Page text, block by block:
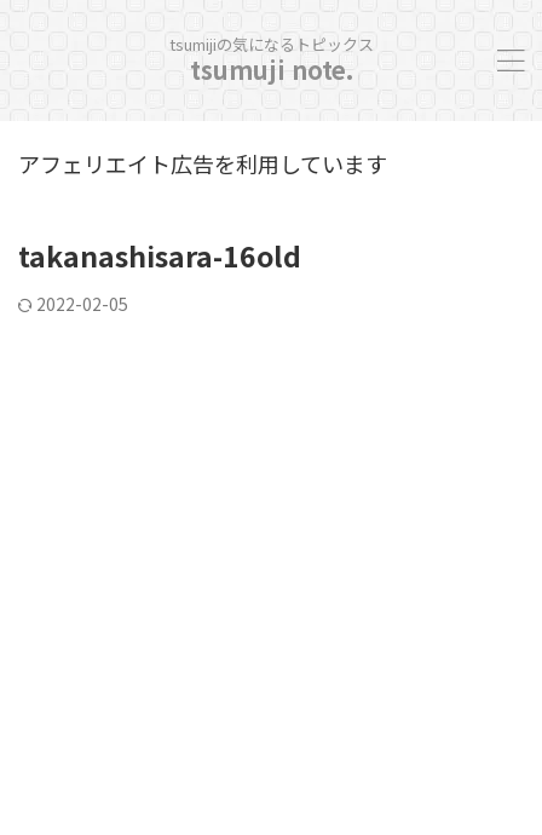
tsumijiの気になるトピックス
tsumuji note.
アフェリエイト広告を利用しています
takanashisara-16old
2022-02-05